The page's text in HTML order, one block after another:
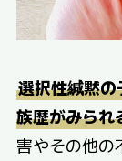
選択性緘黙
族歴がみられ
害やその他の